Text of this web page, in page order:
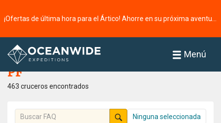
Menú
Página principal
PF
463 cruceros encontrados
Ninguna seleccionada